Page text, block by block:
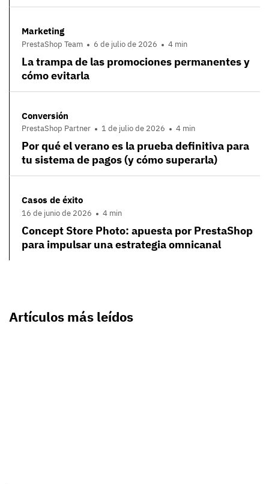
Marketing
PrestaShop Team 6 de julio de 2026 4 min
La trampa de las promociones permanentes y
cómo evitarla
Conversión
PrestaShop Partner 1 de julio de 2026 4 min
Por qué el verano es la prueba definitiva para
tu sistema de pagos (y cómo superarla)
Casos de éxito
16 de junio de 2026 4 min
Concept Store Photo: apuesta por PrestaShop
para impulsar una estrategia omnicanal
Artículos más leídos